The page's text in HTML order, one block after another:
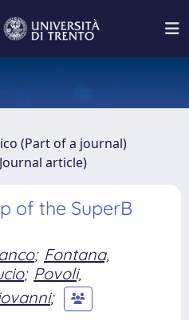
(Part of a journal)
article)
of the SuperB
; Fontana,
; Povoli,
;